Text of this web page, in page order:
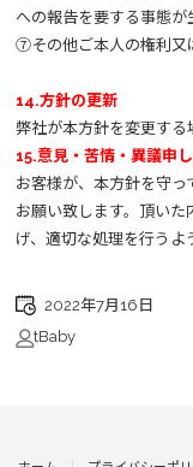
への報告を要する事態が
⑦その他ご本人の権利又
14.方針の更新
弊社が本方針を変更する
15.意見・苦情・異議申
お客様が、本方針を守
お願い致します。頂いた
げ、適切な処理を行うよ
2022年7月16日
tBaby